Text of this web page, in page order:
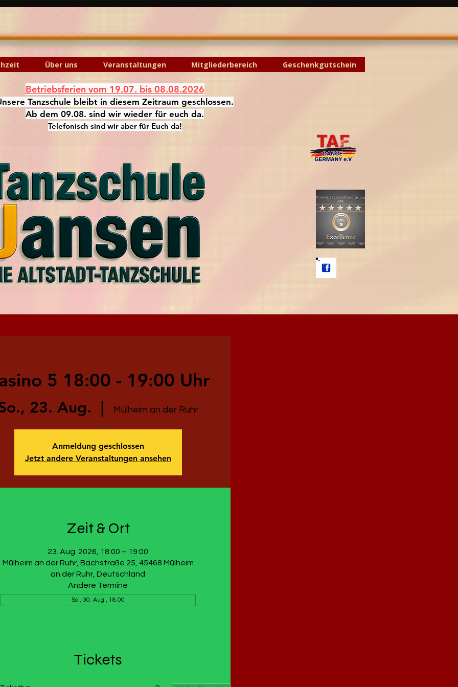
Über uns Veranstaltungen Mitgliederbereich Geschenkgutschein
Betriebsferien vom 19.07. bis 08.08.2026
Tanzschule bleibt in diesem Zeitraum geschlossen.
Ab dem 09.08. sind wir wieder für euch da.
Telefonisch sind wir aber für Euch da!
5 18:00 - 19:00 Uhr
23. Aug. Mülheim an der Ruhr
Anmeldung geschlossen
Jetzt andere Veranstaltungen ansehen
Zeit & Ort
23. Aug. 2026, 18:00 – 19:00
Mülheim an der Ruhr, Bachstraße 25, 45468 Mülheim
an der Ruhr, Deutschland
Andere Termine
So., 30. Aug., 18:00
Tickets